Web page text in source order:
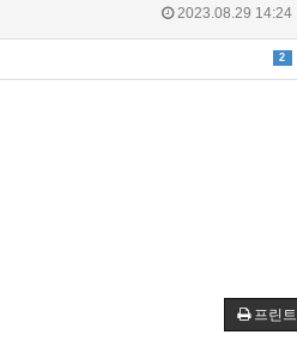
2023.08.29 14:24
2
프린트